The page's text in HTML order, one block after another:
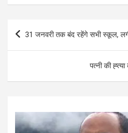
ce
o
at
A
ail ar
Post
31 जनवरी तक बंद रहेंगे सभी स्कूल, लगी
पत्नी की